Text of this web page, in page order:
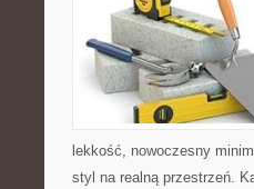
lekkość, nowoczesny
styl na realną przestrzeń.